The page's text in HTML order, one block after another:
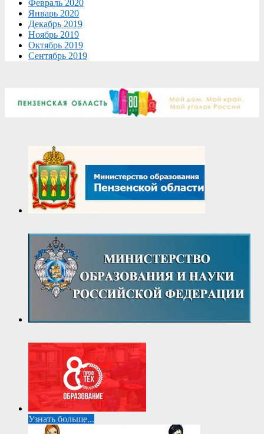
Февраль 2020
Январь 2020
Декабрь 2019
Ноябрь 2019
Октябрь 2019
Сентябрь 2019
Узнать больше...